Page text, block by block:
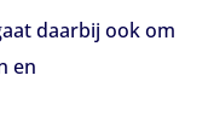
daarbij ook om
en